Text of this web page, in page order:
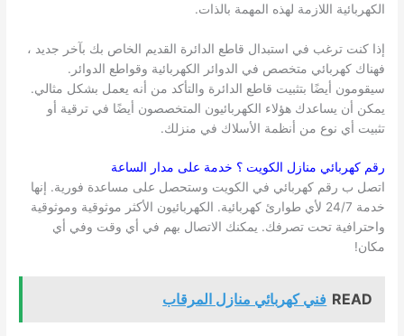
الكهربائية اللازمة لهذه المهمة بالذات.
إذا كنت ترغب في استبدال قاطع الدائرة القديم الخاص بك بآخر جديد ،
فهناك كهربائي متخصص في الدوائر الكهربائية وقواطع الدوائر.
سيقومون أيضًا بتثبيت قاطع الدائرة والتأكد من أنه يعمل بشكل مثالي.
يمكن أن يساعدك هؤلاء الكهربائيون المتخصصون أيضًا في ترقية أو
تثبيت أي نوع من أنظمة الأسلاك في منزلك.
رقم كهربائي منازل الكويت ؟ خدمة على مدار الساعة
اتصل ب رقم كهربائي في الكويت وستحصل على مساعدة فورية. إنها
خدمة 24/7 لأي طوارئ كهربائية. الكهربائيون الأكثر موثوقية وموثوقية
واحترافية تحت تصرفك. يمكنك الاتصال بهم في أي وقت وفي أي
مكان!
READ فني كهربائي منازل المرقاب